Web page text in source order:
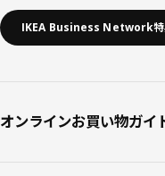
IKEA Business Network特
オンラインお買い物ガイ